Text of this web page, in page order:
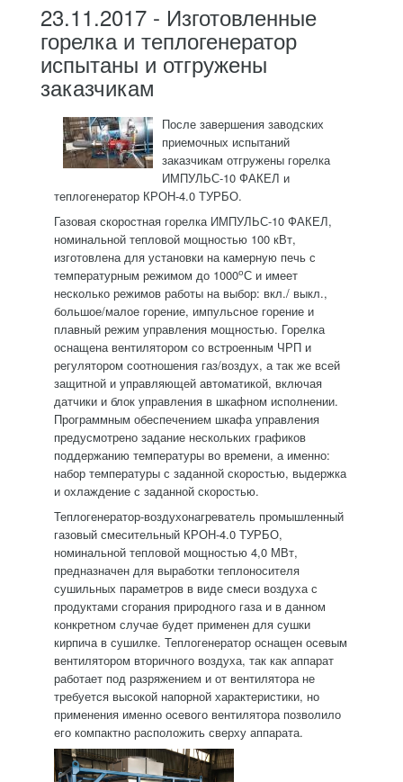
23.11.2017 - Изготовленные
горелка и теплогенератор
испытаны и отгружены
заказчикам
После завершения заводских
приемочных испытаний
заказчикам отгружены горелка
ИМПУЛЬС-10 ФАКЕЛ и
теплогенератор КРОН-4.0 ТУРБО.
Газовая скоростная горелка ИМПУЛЬС-10 ФАКЕЛ,
номинальной тепловой мощностью 100 кВт,
изготовлена для установки на камерную печь с
температурным режимом до 1000оС и имеет
несколько режимов работы на выбор: вкл./ выкл.,
большое/малое горение, импульсное горение и
плавный режим управления мощностью. Горелка
оснащена вентилятором со встроенным ЧРП и
регулятором соотношения газ/воздух, а так же всей
защитной и управляющей автоматикой, включая
датчики и блок управления в шкафном исполнении.
Программным обеспечением шкафа управления
предусмотрено задание нескольких графиков
поддержанию температуры во времени, а именно:
набор температуры с заданной скоростью, выдержка
и охлаждение с заданной скоростью.
Теплогенератор-воздухонагреватель промышленный
газовый смесительный КРОН-4.0 ТУРБО,
номинальной тепловой мощностью 4,0 МВт,
предназначен для выработки теплоносителя
сушильных параметров в виде смеси воздуха с
продуктами сгорания природного газа и в данном
конкретном случае будет применен для сушки
кирпича в сушилке. Теплогенератор оснащен осевым
вентилятором вторичного воздуха, так как аппарат
работает под разряжением и от вентилятора не
требуется высокой напорной характеристики, но
применения именно осевого вентилятора позволило
его компактно расположить сверху аппарата.